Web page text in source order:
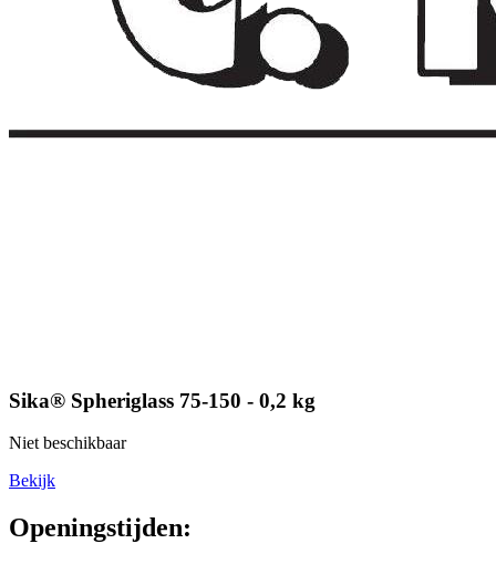
Sika® Spheriglass 75-150 - 0,2 kg
Niet beschikbaar
Bekijk
Openingstijden: